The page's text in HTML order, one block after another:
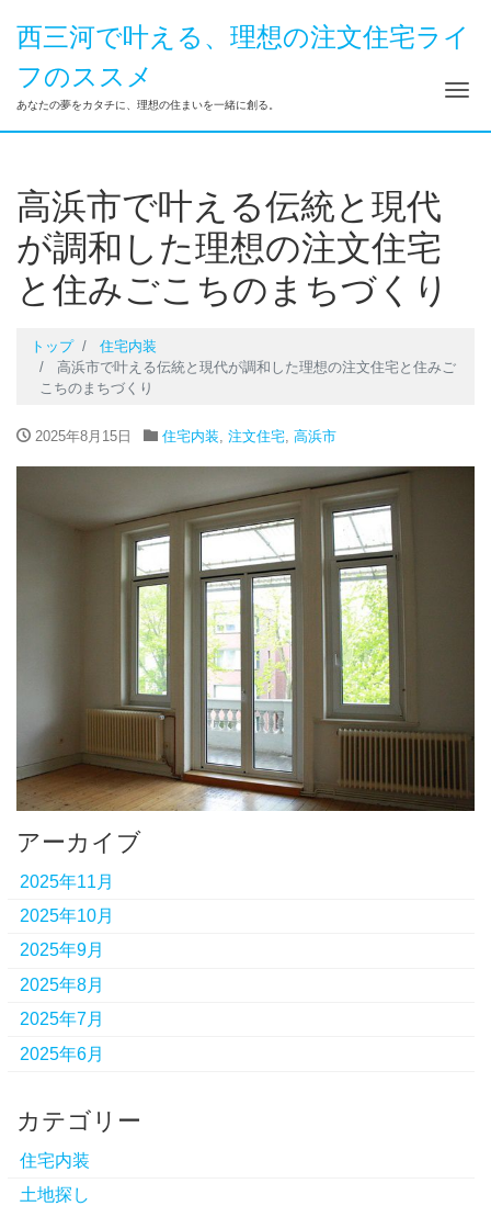
西三河で叶える、理想の注文住宅ライ
フのススメ
あなたの夢をカタチに、理想の住まいを一緒に創る。 ナ
高浜市で叶える伝統と現代
が調和した理想の注文住宅
と住みごこちのまちづくり
トップ
住宅内装
高浜市で叶える伝統と現代が調和した理想の注文住宅と住みご
こちのまちづくり
2025年8月15日 住宅内装, 注文住宅, 高浜市
アーカイブ
2025年11月
2025年10月
2025年9月
2025年8月
2025年7月
2025年6月
カテゴリー
住宅内装
土地探し